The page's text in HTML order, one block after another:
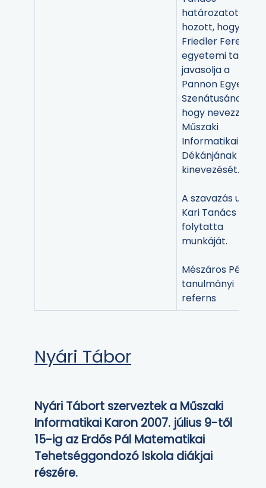
határozatot
hozott, hogy Dr.
Friedler Ferenc
egyetemi tanárt
javasolja a
Pannon Egyetem
Szenátusának,
hogy nevezze ki a
Műszaki
Informatikai Kar
Dékánjának
kinevezését.
A szavazás után a
Kari Tanács
folytatta
munkáját.
Mészáros Péter
tanulmányi
referns
Nyári Tábor
Nyári Tábort szerveztek a Műszaki
Informatikai Karon 2007. július 9-től
15-ig az Erdős Pál Matematikai
Tehetséggondozó Iskola diákjai
részére.